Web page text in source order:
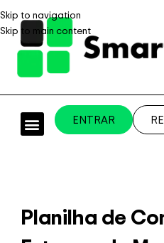
Skip to navigation
Skip to main content
ENTRAR
Planilha de